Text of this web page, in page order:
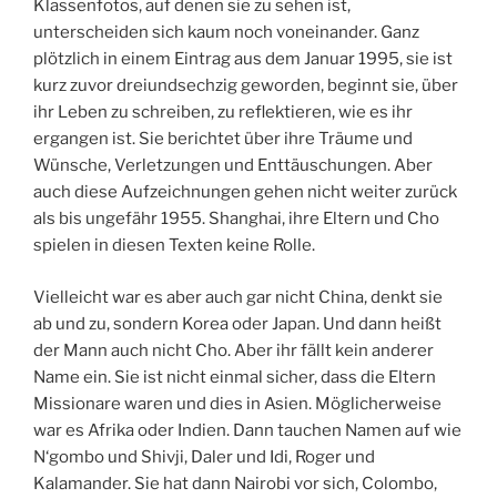
Klassenfotos, auf denen sie zu sehen ist,
unterscheiden sich kaum noch voneinander. Ganz
plötzlich in einem Eintrag aus dem Januar 1995, sie ist
kurz zuvor dreiundsechzig geworden, beginnt sie, über
ihr Leben zu schreiben, zu reflektieren, wie es ihr
ergangen ist. Sie berichtet über ihre Träume und
Wünsche, Verletzungen und Enttäuschungen. Aber
auch diese Aufzeichnungen gehen nicht weiter zurück
als bis ungefähr 1955. Shanghai, ihre Eltern und Cho
spielen in diesen Texten keine Rolle.
Vielleicht war es aber auch gar nicht China, denkt sie
ab und zu, sondern Korea oder Japan. Und dann heißt
der Mann auch nicht Cho. Aber ihr fällt kein anderer
Name ein. Sie ist nicht einmal sicher, dass die Eltern
Missionare waren und dies in Asien. Möglicherweise
war es Afrika oder Indien. Dann tauchen Namen auf wie
N‘gombo und Shivji, Daler und Idi, Roger und
Kalamander. Sie hat dann Nairobi vor sich, Colombo,